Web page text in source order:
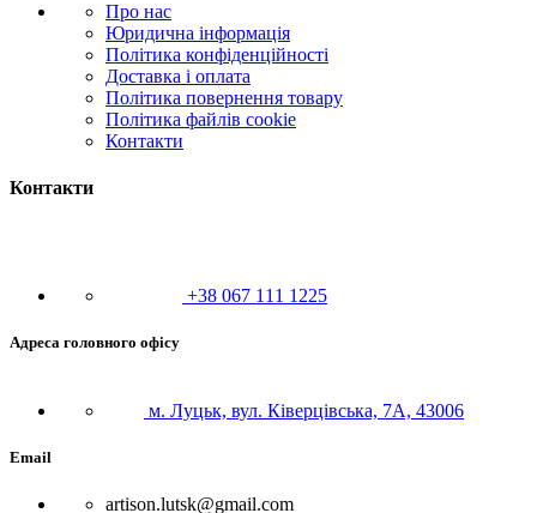
Про нас
Юридична інформація
Політика конфіденційності
Доставка і оплата
Політика повернення товару
Політика файлів cookie
Контакти
Контакти
+38 067 111 1225
Адреса головного офісу
м. Луцьк, вул. Ківерцівська, 7А, 43006
Email
artison.lutsk@gmail.com